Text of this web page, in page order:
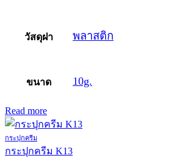
วัสดุฝา พลาสติก
ขนาด 10g.
Read more
กระปุกครีม
กระปุกครีม K13